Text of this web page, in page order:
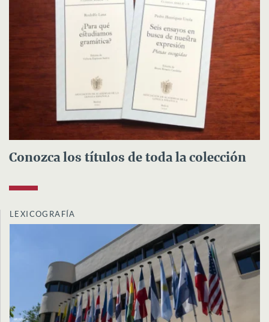
Conozca los títulos de toda la colección
LEXICOGRAFÍA